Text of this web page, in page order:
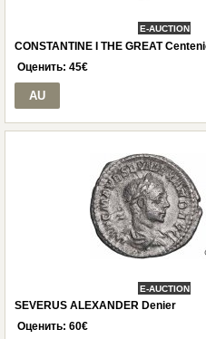
E-AUCTION
CONSTANTINE I THE GREAT
Оценить: 45€
AU
E-AUCTION
SEVERUS ALEXANDER Denier
Оценить: 60€